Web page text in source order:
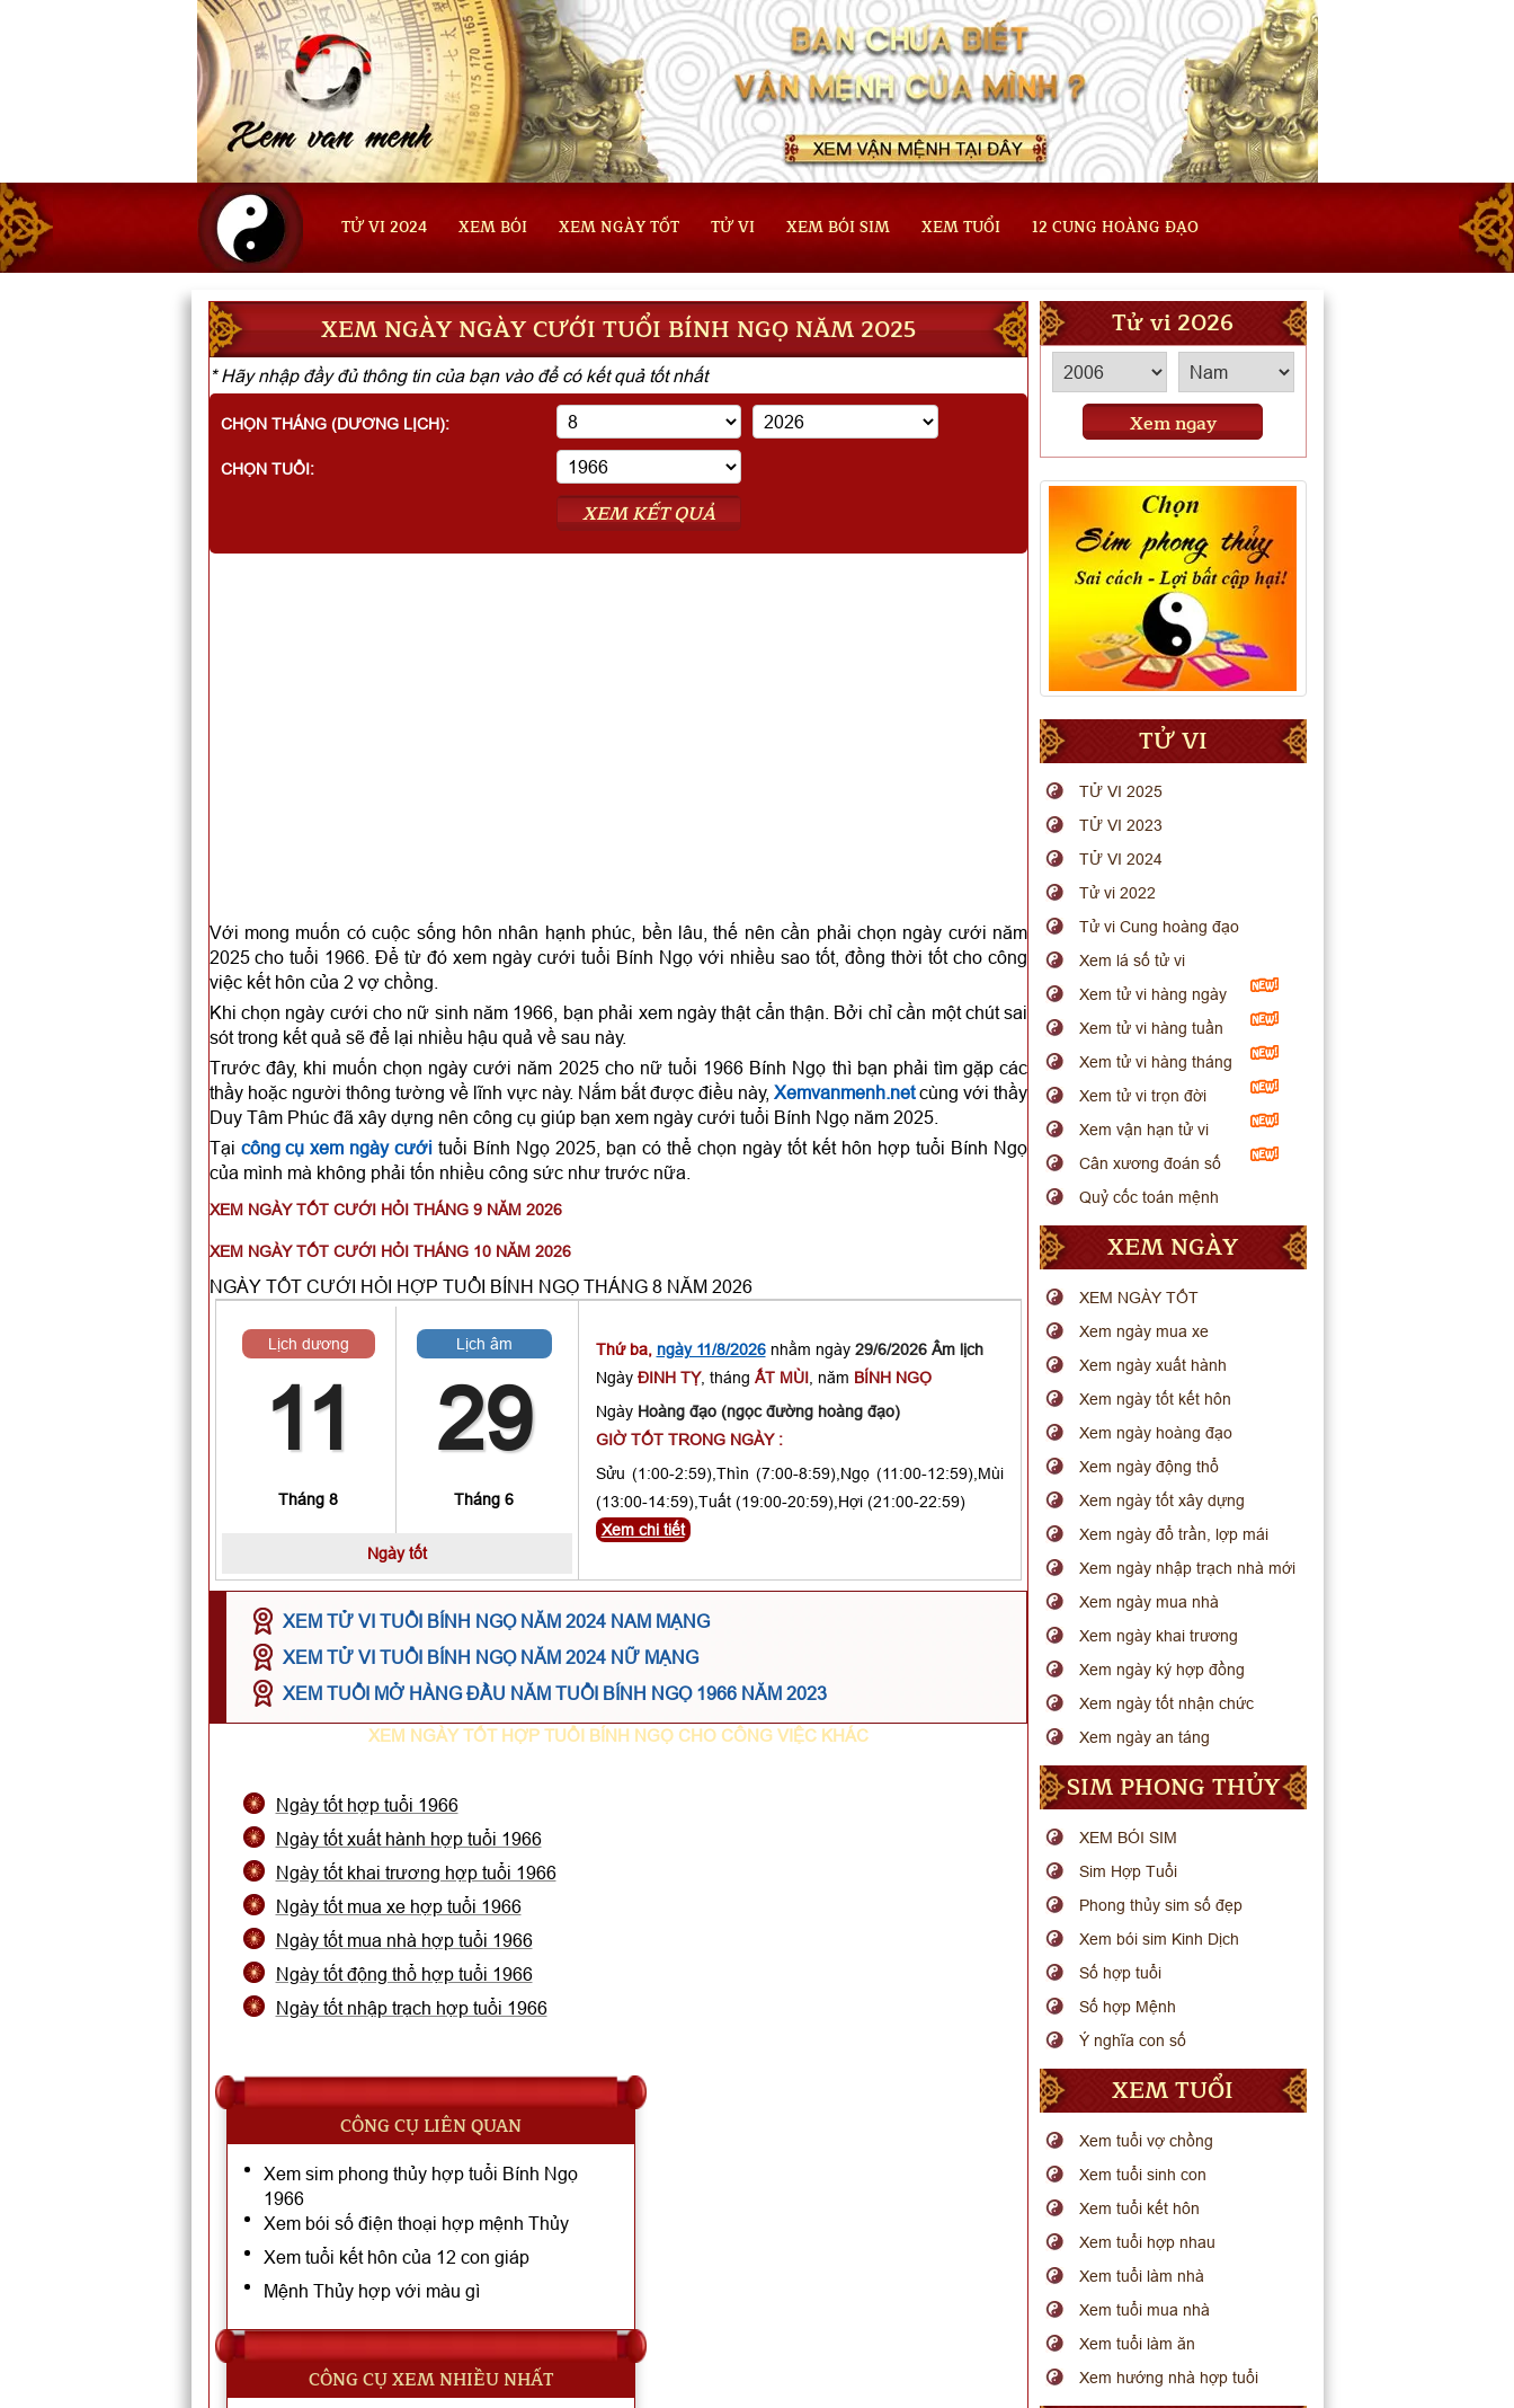
TỬ VI 2024 XEM BÓI XEM NGÀY TỐT TỬ VI XEM BÓI SIM XEM TUỔI 12 CUNG HOÀNG ĐẠO
XEM NGÀY NGÀY CƯỚI TUỔI BÍNH NGỌ NĂM 2025
* Hãy nhập đầy đủ thông tin của bạn vào để có kết quả tốt nhất
CHỌN THÁNG (DƯƠNG LỊCH):
CHỌN TUỔI:
XEM KẾT QUẢ
Với mong muốn có cuộc sống hôn nhân hạnh phúc, bền lâu, thế nên cần phải chọn ngày cưới năm
2025 cho tuổi 1966. Để từ đó xem ngày cưới tuổi Bính Ngọ với nhiều sao tốt, đồng thời tốt cho công
việc kết hôn của 2 vợ chồng.
Khi chọn ngày cưới cho nữ sinh năm 1966, bạn phải xem ngày thật cẩn thận. Bởi chỉ cần một chút sai
sót trong kết quả sẽ để lại nhiều hậu quả về sau này.
Trước đây, khi muốn chọn ngày cưới năm 2025 cho nữ tuổi 1966 Bính Ngọ thì bạn phải tìm gặp các
thầy hoặc người thông tường về lĩnh vực này. Nắm bắt được điều này,Xemvanmenh.netcùng với thầy
Duy Tâm Phúc đã xây dựng nên công cụ giúp bạn xem ngày cưới tuổi Bính Ngọ năm 2025.
Tại công cụ xem ngày cưới tuổi Bính Ngọ 2025, bạn có thể chọn ngày tốt kết hôn hợp tuổi Bính Ngọ
của mình mà không phải tốn nhiều công sức như trước nữa.
XEM NGÀY TỐT CƯỚI HỎI THÁNG 9 NĂM 2026
XEM NGÀY TỐT CƯỚI HỎI THÁNG 10 NĂM 2026
NGÀY TỐT CƯỚI HỎI HỢP TUỔI BÍNH NGỌ THÁNG 8 NĂM 2026
Lịch dương
11
Tháng 8
Lịch âm
29
Tháng 6
Ngày tốt
Thứ ba, ngày 11/8/2026nhằm ngày 29/6/2026 Âm lịch
Ngày ĐINH TỴ, tháng ẤT MÙI , năm BÍNH NGỌ
Ngày Hoàng đạo (ngọc đường hoàng đạo)
GIỜ TỐT TRONG NGÀY :
Sửu (1:00-2:59),Thìn (7:00-8:59),Ngọ (11:00-12:59),Mùi
(13:00-14:59),Tuất (19:00-20:59),Hợi (21:00-22:59)
Xem chi tiết
XEM TỬ VI TUỔI BÍNH NGỌ NĂM 2024 NAM MẠNG
XEM TỬ VI TUỔI BÍNH NGỌ NĂM 2024 NỮ MẠNG
XEM TUỔI MỞ HÀNG ĐẦU NĂM TUỔI BÍNH NGỌ 1966 NĂM 2023
XEM NGÀY TỐT HỢP TUỔI BÍNH NGỌ CHO CÔNG VIỆC KHÁC
Ngày tốt hợp tuổi 1966
Ngày tốt xuất hành hợp tuổi 1966
Ngày tốt khai trương hợp tuổi 1966
Ngày tốt mua xe hợp tuổi 1966
Ngày tốt mua nhà hợp tuổi 1966
Ngày tốt động thổ hợp tuổi 1966
Ngày tốt nhập trạch hợp tuổi 1966
CÔNG CỤ LIÊN QUAN
Xem sim phong thủy hợp tuổi Bính Ngọ
1966
Xem bói số điện thoại hợp mệnh Thủy
Xem tuổi kết hôn của 12 con giáp
Mệnh Thủy hợp với màu gì
CÔNG CỤ XEM NHIỀU NHẤT
Tử vi 2026
Xem ngay
TỬ VI
TỬ VI 2025
TỬ VI 2023
TỬ VI 2024
Tử vi 2022
Tử vi Cung hoàng đạo
Xem lá số tử vi
Xem tử vi hàng ngày
Xem tử vi hàng tuần
Xem tử vi hàng tháng
Xem tử vi trọn đời
Xem vận hạn tử vi
Cân xương đoán số
Quỷ cốc toán mệnh
XEM NGÀY
XEM NGÀY TỐT
Xem ngày mua xe
Xem ngày xuất hành
Xem ngày tốt kết hôn
Xem ngày hoàng đạo
Xem ngày động thổ
Xem ngày tốt xây dựng
Xem ngày đổ trần, lợp mái
Xem ngày nhập trạch nhà mới
Xem ngày mua nhà
Xem ngày khai trương
Xem ngày ký hợp đồng
Xem ngày tốt nhận chức
Xem ngày an táng
SIM PHONG THỦY
XEM BÓI SIM
Sim Hợp Tuổi
Phong thủy sim số đẹp
Xem bói sim Kinh Dịch
Số hợp tuổi
Số hợp Mệnh
Ý nghĩa con số
XEM TUỔI
Xem tuổi vợ chồng
Xem tuổi sinh con
Xem tuổi kết hôn
Xem tuổi hợp nhau
Xem tuổi làm nhà
Xem tuổi mua nhà
Xem tuổi làm ăn
Xem hướng nhà hợp tuổi